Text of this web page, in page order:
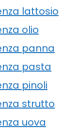
lattosio
olio
panna
pasta
pinoli
strutto
uova